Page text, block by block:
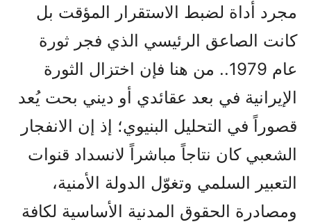
مجرد أداة لضبط الاستقرار المؤقت بل
كانت الصاعق الرئيسي الذي فجر ثورة
عام 1979.. من هنا فإن اختزال الثورة
الإيرانية في بعد عقائدي أو ديني بحت يُعد
قصوراً في التحليل البنيوي؛ إذ إن الانفجار
الشعبي كان نتاجاً مباشراً لانسداد قنوات
التعبير السلمي وتغوّل الدولة الأمنية،
ومصادرة الحقوق المدنية الأساسية لكافة